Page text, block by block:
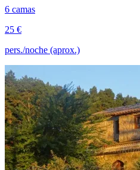
6 camas
25 €
pers./noche (aprox.)